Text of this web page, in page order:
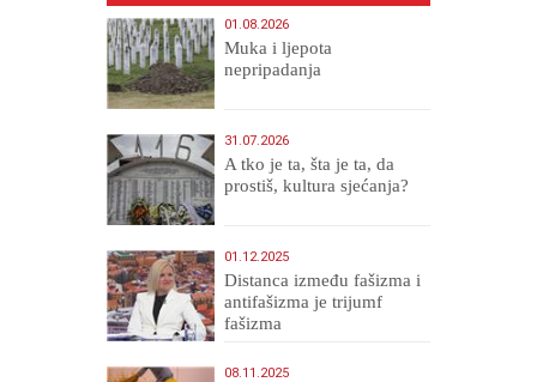
01.08.2026
Muka i ljepota
nepripadanja
31.07.2026
A tko je ta, šta je ta, da
prostiš, kultura sjećanja?
01.12.2025
Distanca između fašizma i
antifašizma je trijumf
fašizma
08.11.2025